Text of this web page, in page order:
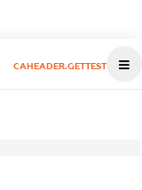
CAHEADER.GETTEST